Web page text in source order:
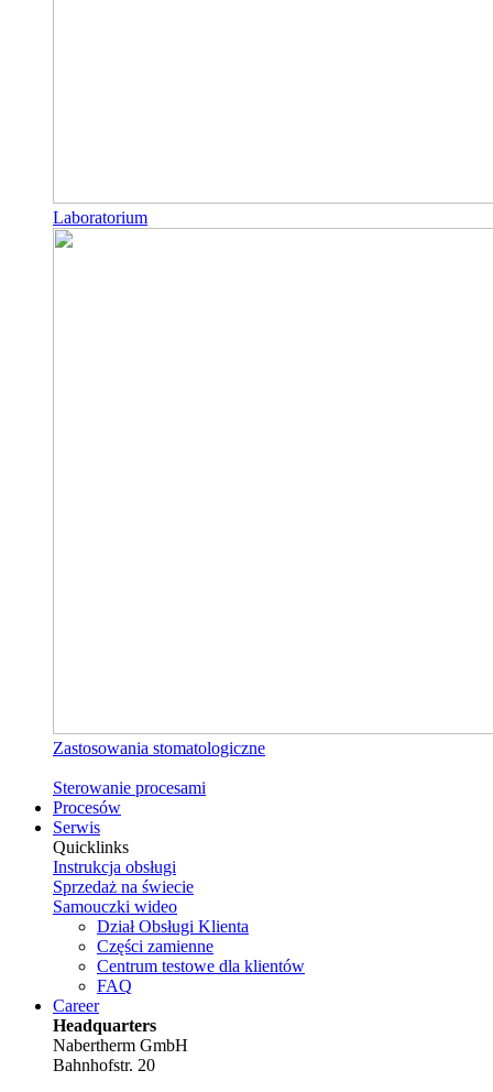
Laboratorium
Zastosowania stomatologiczne
Sterowanie procesami
Procesów
Serwis
Quicklinks
Instrukcja obsługi
Sprzedaż na świecie
Samouczki wideo
Dział Obsługi Klienta
Części zamienne
Centrum testowe dla klientów
FAQ
Career
Headquarters
Nabertherm GmbH
Bahnhofstr. 20